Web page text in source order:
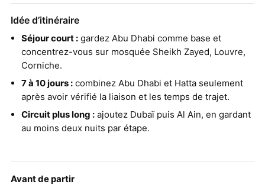
Idée d’itinéraire
Séjour court :gardez Abu Dhabi comme base et
concentrez-vous sur mosquée Sheikh Zayed, Louvre,
Corniche.
7 à 10 jours :combinez Abu Dhabi et Hatta seulement
après avoir vérifié la liaison et les temps de trajet.
Circuit plus long :ajoutez Dubaï puis Al Ain, en gardant
au moins deux nuits par étape.
Avant de partir